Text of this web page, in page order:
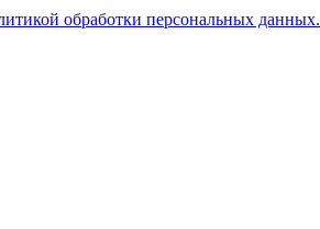
обработки персональных данных.